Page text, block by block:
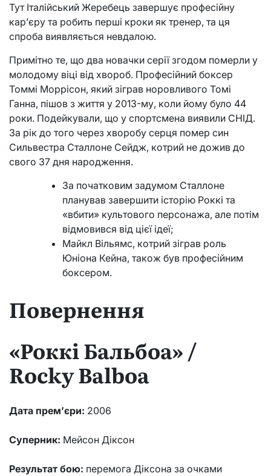
Тут Італійський Жеребець завершує професійну
кар’єру та робить перші кроки як тренер, та ця
спроба виявляється невдалою.
Примітно те, що два новачки серії згодом померли у
молодому віці від хвороб. Професійний боксер
Томмі Моррісон, який зіграв норовливого Томі
Ганна, пішов з життя у 2013-му, коли йому було 44
роки. Подейкували, що у спортсмена виявили СНІД.
За рік до того через хворобу серця помер син
Сильвестра Сталлоне Сейдж, котрий не дожив до
свого 37 дня народження.
За початковим задумом Сталлоне
планував завершити історію Роккі та
«вбити» культового персонажа, але потім
відмовився від цієї ідеї;
Майкл Вільямс, котрий зіграв роль
Юніона Кейна, також був професійним
боксером.
Повернення
«Роккі Бальбоа» /
Rocky Balboa
Дата прем’єри: 2006
Суперник: Мейсон Діксон
Результат бою: перемога Діксона за очками